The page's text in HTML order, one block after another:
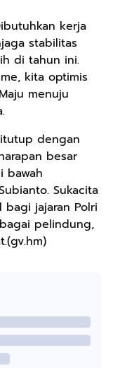
kerja
stabilitas
di tahun ini.
kita optimis
menuju
dengan
besar
bawah
Sukacita
jajaran Polri
pelindung,